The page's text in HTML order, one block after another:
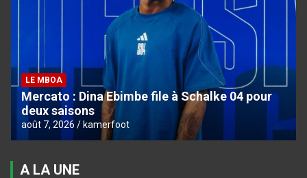
LE MBOA
Mercato : Dina Ebimbe file à Schalke 04 pour
deux saisons
août 7, 2026 kamerfoot
A LA UNE